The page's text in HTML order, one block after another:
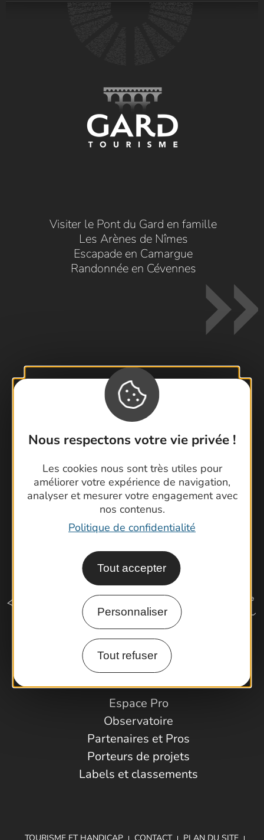
Nous respectons votre vie privée !
Les cookies nous sont très utiles pour
améliorer votre expérience de navigation,
analyser et mesurer votre engagement avec
nos contenus.
Politique de confidentialité
Tout accepter
Personnaliser
Tout refuser
Visiter le Pont du Gard en famille
Les Arènes de Nîmes
Escapade en Camargue
Randonnée en Cévennes
Contactez-nous !
Foire aux questions
Brochures
Cartoguides et Topoguides
Latitude Gard
Comment venir ?
Espace Pro
Observatoire
Partenaires et Pros
Porteurs de projets
Labels et classements